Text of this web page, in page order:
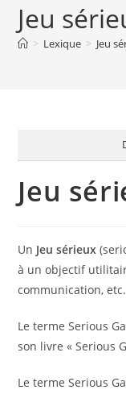
Jeu
> Lexique > Jeu
Jeu
Un Jeu sérieux
à un objectif
communication, etc.
Le terme Serious
son livre « Serious
Le terme Serious